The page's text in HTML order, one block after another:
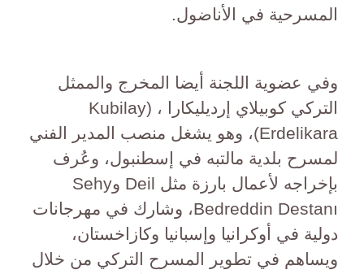
المسرحية في الأناضول.
وفي عضوية اللجنة أيضا المخرج والممثل
التركي كوبيلاي إرديليكارا ، (Kubilay
Erdelikara)، وهو يشغل منصب المدير الفني
لمسرح بلدية مالتبه في إسطنبول، وعُرف
بإخراجه لأعمال بارزة مثل Deil وSehy
Bedreddin Destanı، وشارك في مهرجانات
دولية في أوكرانيا وإسبانيا وكازاخستان،
ويساهم في تطوير المسرح التركي من خلال